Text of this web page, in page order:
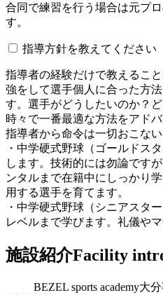
合同で練習を行う場合は元プ
す。
指導方針を教えてください
指導者の経験だけで教えるこ
強をして選手個人に合った方
す。選手がどうしたいのか？
時々で一番最適な方法をアド
指導者から命令は一切おこない
・中学硬式野球（ゴールドス
します。技術的には勿論です
ンタルまで在籍中にしっかり
用する選手を育てます。
・中学硬式野球（シニアスタ
レベルまで学びます。礼儀や
施設紹介Facility
BEZEL sports academy大